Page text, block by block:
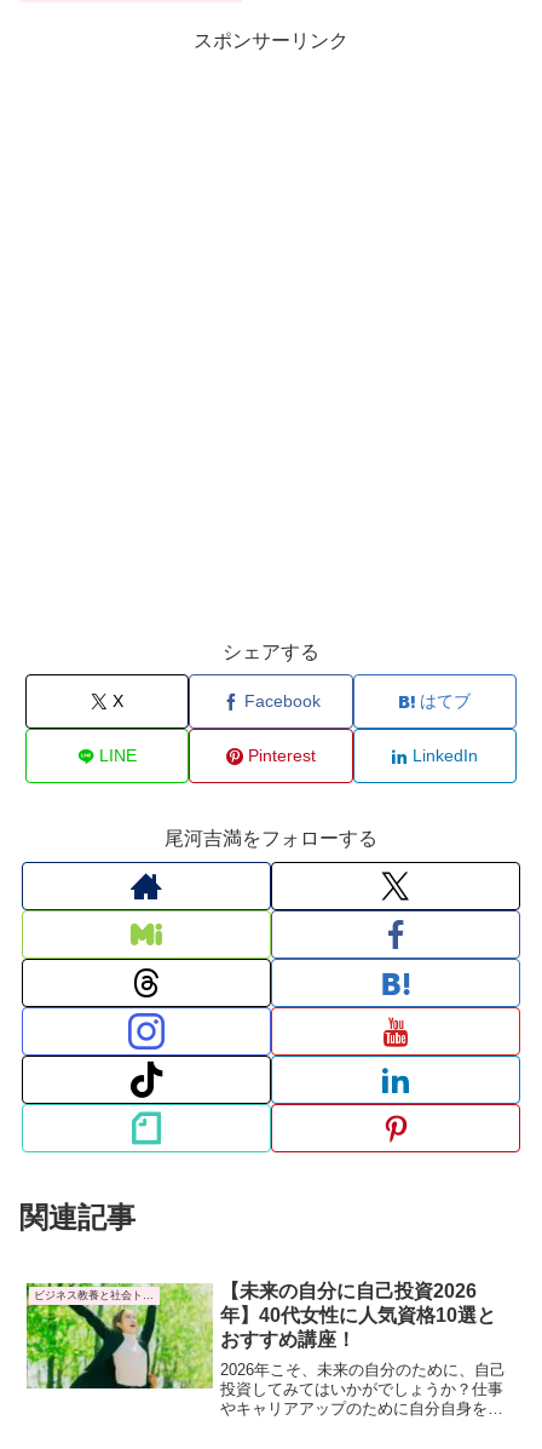
スポンサーリンク
シェアする
X Facebook はてブ
LINE Pinterest LinkedIn
尾河吉満をフォローする
関連記事
【未来の自分に自己投資2026
年】40代女性に人気資格10選と
おすすめ講座！
2026年こそ、未来の自分のために、自己
投資してみてはいかがでしょうか？仕事
やキャリアアップのために自分自身を磨